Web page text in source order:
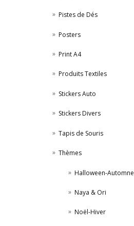
Pistes de Dés
Posters
Print A4
Produits Textiles
Stickers Auto
Stickers Divers
Tapis de Souris
Thèmes
Halloween-Automne
Naya & Ori
Noël-Hiver